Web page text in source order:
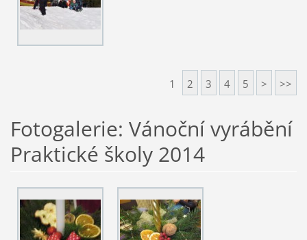
1 2 3 4 5 > >>
Fotogalerie: Vánoční vyrábění
Praktické školy 2014